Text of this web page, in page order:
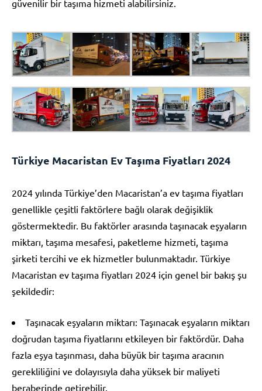
güvenilir bir taşıma hizmeti alabilirsiniz.
Türkiye Macaristan Ev Taşıma Fiyatları 2024
2024 yılında Türkiye’den Macaristan’a ev taşıma fiyatları
genellikle çeşitli faktörlere bağlı olarak değişiklik
göstermektedir. Bu faktörler arasında taşınacak eşyaların
miktarı, taşıma mesafesi, paketleme hizmeti, taşıma
şirketi tercihi ve ek hizmetler bulunmaktadır. Türkiye
Macaristan ev taşıma fiyatları 2024 için genel bir bakış şu
şekildedir:
Taşınacak eşyaların miktarı: Taşınacak eşyaların miktarı
doğrudan taşıma fiyatlarını etkileyen bir faktördür. Daha
fazla eşya taşınması, daha büyük bir taşıma aracının
gerekliliğini ve dolayısıyla daha yüksek bir maliyeti
beraberinde getirebilir.